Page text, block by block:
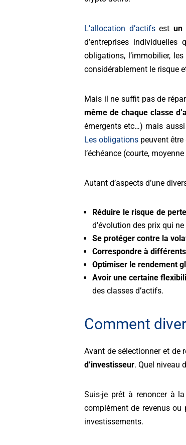
L’allocation d’actifsest un
d’entreprises
obligations, l’immobilier,
considérablement le risque
Mais il ne suffit pas de
même de chaque classe
émergents etc…) mais
Les obligations peuvent
l’échéance (courte,
Autant d’aspects d’une
Réduire le risque de
d’évolution des prix qui
Se protéger contre la
Correspondre à
Optimiser le rendement
Avoir une certaine
des classes d’actifs.
Comment
Avant de sélectionner et de
d’investisseur. Quel niveau
Suis-je prêt à renoncer à
complément de revenus
investissements.